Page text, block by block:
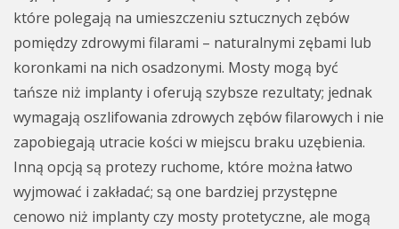
które polegają na umieszczeniu sztucznych zębów
pomiędzy zdrowymi filarami – naturalnymi zębami lub
koronkami na nich osadzonymi. Mosty mogą być
tańsze niż implanty i oferują szybsze rezultaty; jednak
wymagają oszlifowania zdrowych zębów filarowych i nie
zapobiegają utracie kości w miejscu braku uzębienia.
Inną opcją są protezy ruchome, które można łatwo
wyjmować i zakładać; są one bardziej przystępne
cenowo niż implanty czy mosty protetyczne, ale mogą